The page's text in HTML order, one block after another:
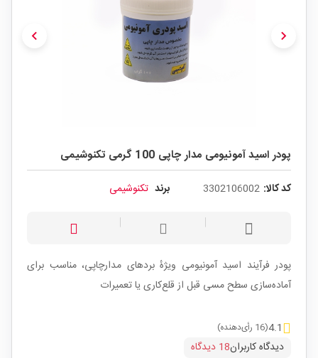
chevron_left chevron_right
پودر اسید آمونیومی مدار چاپی 100 گرمی تکنوشیمی
کد کالا: 3302106002 برند تکنوشیمی
پودر فرآیند اسید آمونیومی ویژهٔ بردهای مدارچاپی، مناسب برای
آماده‌سازی سطح مسی قبل از قلع‌کاری یا تعمیرات
4.1(16 رأی‌دهنده)
دیدگاه کاربران18 دیدگاه